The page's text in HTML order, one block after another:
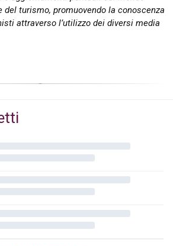
del turismo, promuovendo la conoscenza
attraverso l’utilizzo dei diversi media